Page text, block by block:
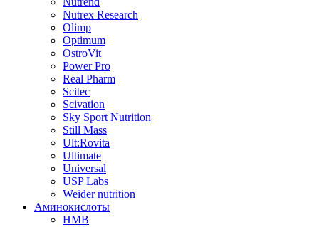
Nutrex Research
Olimp
Optimum
OstroVit
Power Pro
Real Pharm
Scitec
Scivation
Sky Sport Nutrition
Still Mass
Ult:Rovita
Ultimate
Universal
USP Labs
Weider nutrition
Аминокислоты
HMB